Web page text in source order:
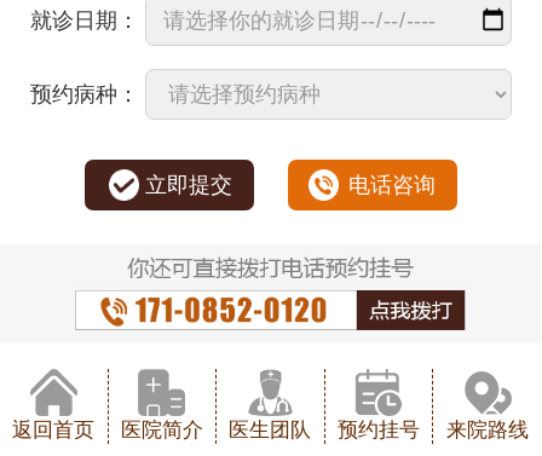
就诊日期：
预约病种：
立即提交 电话咨询
返回首页 医院简介 医生团队 预约挂号 来院路线